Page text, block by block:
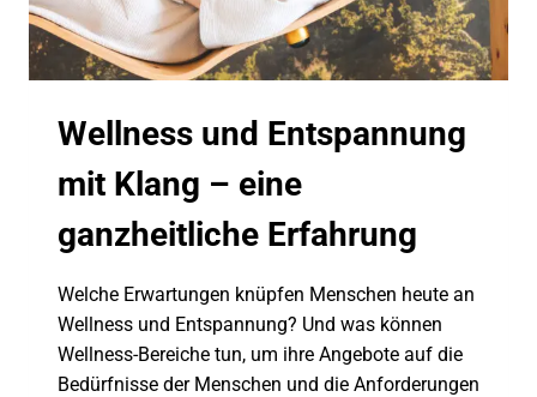
Wellness und Entspannung
mit Klang – eine
ganzheitliche Erfahrung
Welche Erwartungen knüpfen Menschen heute an
Wellness und Entspannung? Und was können
Wellness-Bereiche tun, um ihre Angebote auf die
Bedürfnisse der Menschen und die Anforderungen